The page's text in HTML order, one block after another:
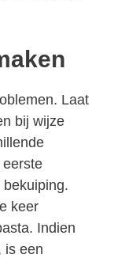
Laat
bij wijze
keer
Indien
is een